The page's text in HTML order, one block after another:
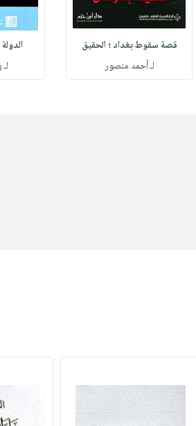
قصة سقوط بغداد ؛ الحقيق
لـ أحمد منصور